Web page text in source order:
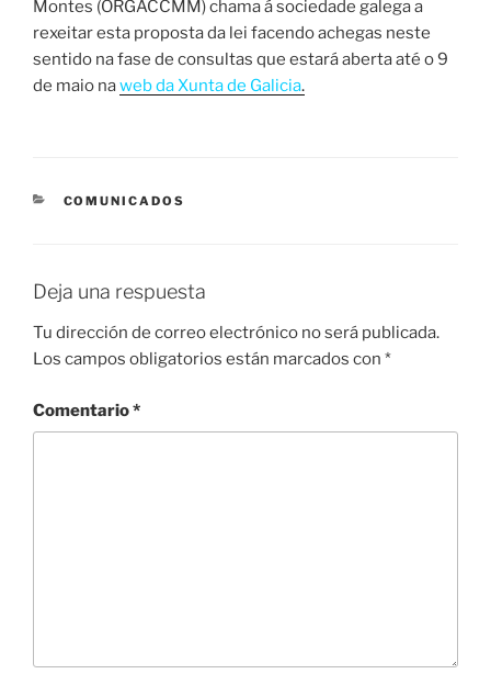
Montes (ORGACCMM) chama á sociedade galega a
rexeitar esta proposta da lei facendo achegas neste
sentido na fase de consultas que estará aberta até o 9
de maio naweb da Xunta de Galicia.
CATEGORÍAS
COMUNICADOS
Deja una respuesta
Tu dirección de correo electrónico no será publicada.
Los campos obligatorios están marcados con *
Comentario*